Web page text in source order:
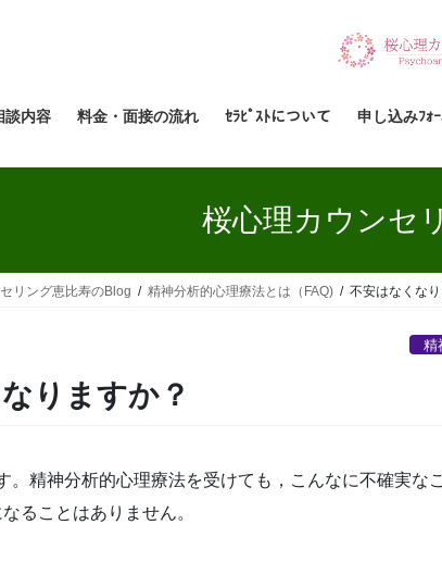
談内容 料金・面接の流れ ｾﾗﾋﾟｽﾄについて 申し込みﾌｫ
桜心理カウンセ
リング恵比寿のBlog 精神分析的心理療法とは（FAQ) 不安はなくな
精
りますか？
。精神分析的心理療法を受けても，こんなに不確実な
ることはありません。